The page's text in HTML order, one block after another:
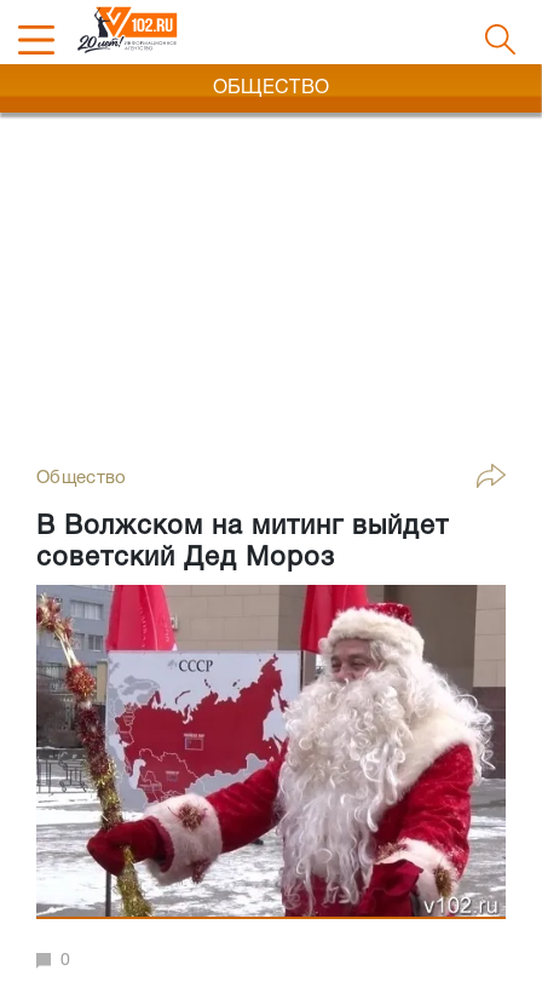
ОБЩЕСТВО
Общество
В Волжском на митинг выйдет
советский Дед Мороз
0